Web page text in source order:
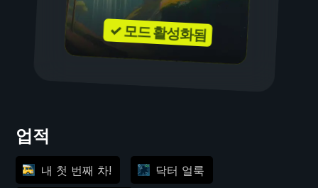
✓ 모드 활성화됨
업적
내 첫 번째 차! 닥터 얼룩